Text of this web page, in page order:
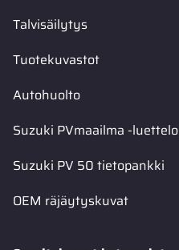
Talvisäilytys
Tuotekuvastot
Autohuolto
Suzuki PVmaailma -luettelo
Suzuki PV 50 tietopankki
OEM räjäytyskuvat